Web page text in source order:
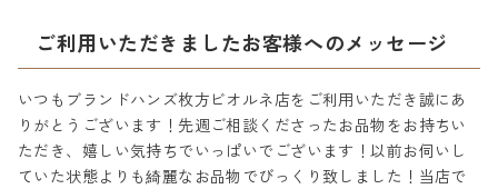
ご利用いただきましたお客様へのメッセージ
いつもブランドハンズ枚方ビオルネ店をご利用いただき誠にあ
りがとうございます！先週ご相談くださったお品物をお持ちい
ただき、嬉しい気持ちでいっぱいでございます！以前お伺いし
ていた状態よりも綺麗なお品物でびっくり致しました！当店で